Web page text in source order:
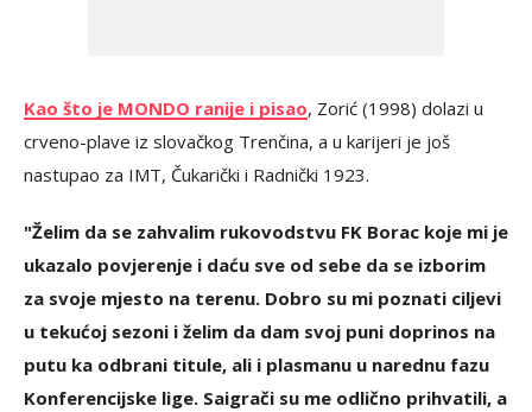
Kao što je MONDO ranije i pisao, Zorić (1998) dolazi u
crveno-plave iz slovačkog Trenčina, a u karijeri je još
nastupao za IMT, Čukarički i Radnički 1923.
"Želim da se zahvalim rukovodstvu FK Borac koje mi je
ukazalo povjerenje i daću sve od sebe da se izborim
za svoje mjesto na terenu. Dobro su mi poznati ciljevi
u tekućoj sezoni i želim da dam svoj puni doprinos na
putu ka odbrani titule, ali i plasmanu u narednu fazu
Konferencijske lige. Saigrači su me odlično prihvatili, a